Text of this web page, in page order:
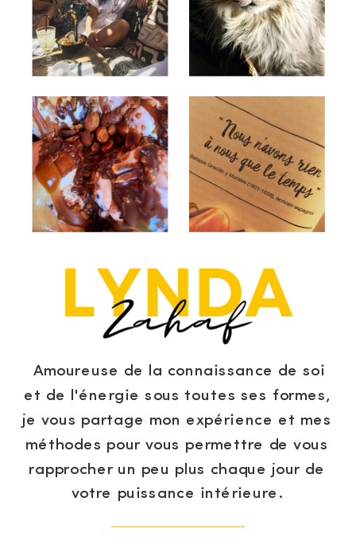
Amoureuse de la connaissance de soi
et de l'énergie sous toutes ses formes,
je vous partage mon expérience et mes
méthodes pour vous permettre de vous
rapprocher un peu plus chaque jour de
votre puissance intérieure.